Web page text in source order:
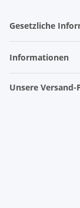
Gesetzliche
Informationen
Unsere